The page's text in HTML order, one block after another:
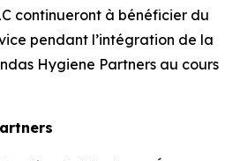
continueront à bénéficier du
pendant l’intégration de la
Hygiene Partners au cours